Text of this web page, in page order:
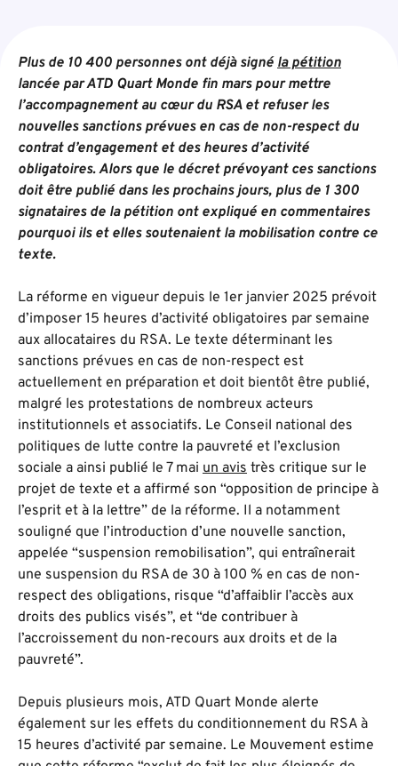
Plus de 10 400 personnes ont déjà signé la pétition
lancée par ATD Quart Monde fin mars pour mettre
l’accompagnement au cœur du RSA et refuser les
nouvelles sanctions prévues en cas de non-respect du
contrat d’engagement et des heures d’activité
obligatoires. Alors que le décret prévoyant ces sanctions
doit être publié dans les prochains jours, plus de 1 300
signataires de la pétition ont expliqué en commentaires
pourquoi ils et elles soutenaient la mobilisation contre ce
texte.
La réforme en vigueur depuis le 1er janvier 2025 prévoit
d’imposer 15 heures d’activité obligatoires par semaine
aux allocataires du RSA. Le texte déterminant les
sanctions prévues en cas de non-respect est
actuellement en préparation et doit bientôt être publié,
malgré les protestations de nombreux acteurs
institutionnels et associatifs. Le Conseil national des
politiques de lutte contre la pauvreté et l’exclusion
sociale a ainsi publié le 7 mai un avis très critique sur le
projet de texte et a affirmé son “opposition de principe à
l’esprit et à la lettre” de la réforme. Il a notamment
souligné que l’introduction d’une nouvelle sanction,
appelée “suspension remobilisation”, qui entraînerait
une suspension du RSA de 30 à 100 % en cas de non-
respect des obligations, risque “d’affaiblir l’accès aux
droits des publics visés”, et “de contribuer à
l’accroissement du non-recours aux droits et de la
pauvreté”.
Depuis plusieurs mois, ATD Quart Monde alerte
également sur les effets du conditionnement du RSA à
15 heures d’activité par semaine. Le Mouvement estime